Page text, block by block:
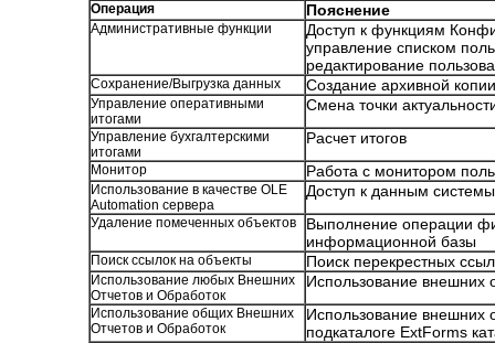
Операция Пояснение
Административные функции
Доступ к функциям
управление списком
редактирование
Сохранение/Выгрузка данных Создание архивной
Управление оперативными
итогами
Смена точки
Управление бухгалтерскими
итогами
Расчет итогов
Монитор Работа с монитором
Использование в качестве OLE
Automation сервера
Доступ к данным
Удаление помеченных объектов
Выполнение операции
информационной базы
Поиск ссылок на объекты Поиск перекрестных
Использование любых Внешних
Отчетов и Обработок
Использование внешних
Использование общих Внешних
Отчетов и Обработок
Использование внешних
подкаталоге ExtForms